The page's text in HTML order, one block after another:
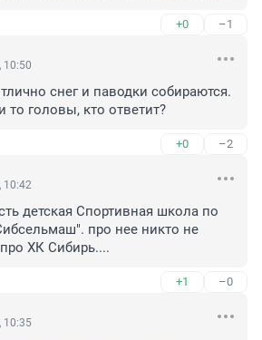
+0 –1
10:50
снег и паводки собираются.
то головы, кто ответит?
+0 –2
10:42
детская Спортивная школа по
про нее никто не
ХК Сибирь....
+1 –0
10:35